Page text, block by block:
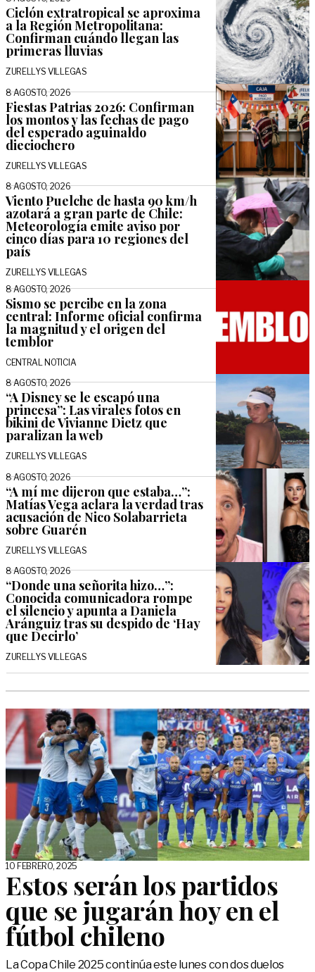
Ciclón extratropical se aproxima
a la Región Metropolitana:
Confirman cuándo llegan las
primeras lluvias
ZURELLYS VILLEGAS
8 AGOSTO, 2026
Fiestas Patrias 2026: Confirman
los montos y las fechas de pago
del esperado aguinaldo
dieciochero
ZURELLYS VILLEGAS
8 AGOSTO, 2026
Viento Puelche de hasta 90 km/h
azotará a gran parte de Chile:
Meteorología emite aviso por
cinco días para 10 regiones del
país
ZURELLYS VILLEGAS
8 AGOSTO, 2026
Sismo se percibe en la zona
central: Informe oficial confirma
la magnitud y el origen del
temblor
CENTRAL NOTICIA
8 AGOSTO, 2026
“A Disney se le escapó una
princesa”: Las virales fotos en
bikini de Vivianne Dietz que
paralizan la web
ZURELLYS VILLEGAS
8 AGOSTO, 2026
“A mí me dijeron que estaba…”:
Matías Vega aclara la verdad tras
acusación de Nico Solabarrieta
sobre Guarén
ZURELLYS VILLEGAS
8 AGOSTO, 2026
“Donde una señorita hizo…”:
Conocida comunicadora rompe
el silencio y apunta a Daniela
Aránguiz tras su despido de ‘Hay
que Decirlo’
ZURELLYS VILLEGAS
10 FEBRERO, 2025
Estos serán los partidos
que se jugarán hoy en el
fútbol chileno
La Copa Chile 2025 continúa este lunes con dos duelos